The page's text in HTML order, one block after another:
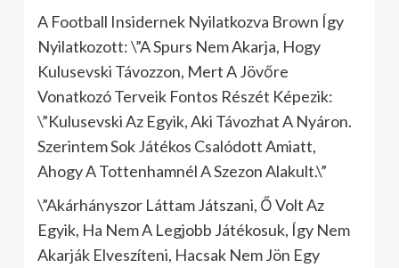
A Football Insidernek Nyilatkozva Brown Így
Nyilatkozott: \”A Spurs Nem Akarja, Hogy
Kulusevski Távozzon, Mert A Jövőre
Vonatkozó Terveik Fontos Részét Képezik:
\”Kulusevski Az Egyik, Aki Távozhat A Nyáron.
Szerintem Sok Játékos Csalódott Amiatt,
Ahogy A Tottenhamnél A Szezon Alakult.\”
\”Akárhányszor Láttam Játszani, Ő Volt Az
Egyik, Ha Nem A Legjobb Játékosuk, Így Nem
Akarják Elveszíteni, Hacsak Nem Jön Egy